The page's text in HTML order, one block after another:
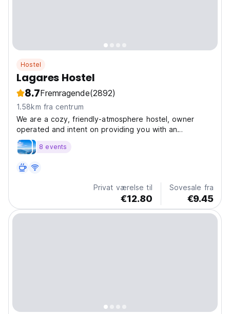
Hostel
Lagares Hostel
8.7Fremragende(2892)
1.58km fra centrum
We are a cozy, friendly-atmosphere hostel, owner
operated and intent on providing you with an
unforgettably pleasant stay
8 events
Privat værelse til
€12.80
Sovesale fra
€9.45